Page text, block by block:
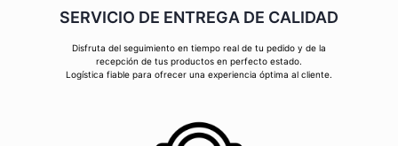
SERVICIO DE ENTREGA DE CALIDAD
Disfruta del seguimiento en tiempo real de tu pedido y de la
recepción de tus productos en perfecto estado.
Logística fiable para ofrecer una experiencia óptima al cliente.